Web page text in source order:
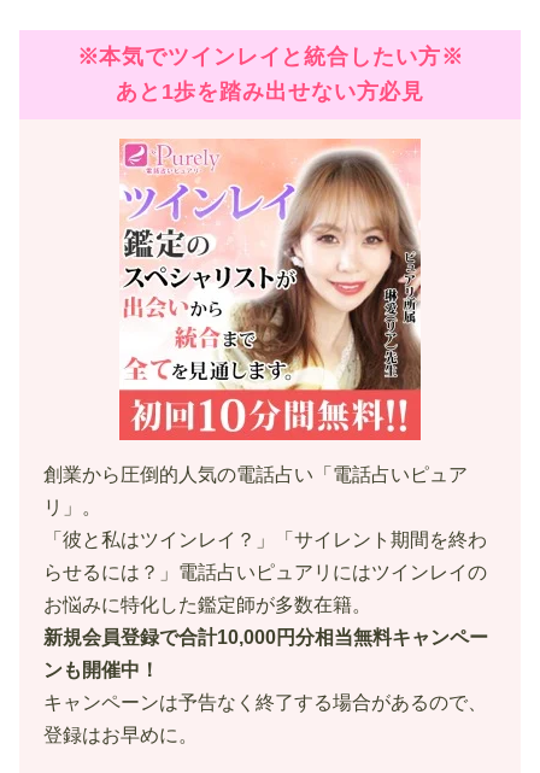
※本気でツインレイと統合したい方※
あと1歩を踏み出せない方必見
創業から圧倒的人気の電話占い「電話占いピュア
リ」。
「彼と私はツインレイ？」「サイレント期間を終わ
らせるには？」電話占いピュアリにはツインレイの
お悩みに特化した鑑定師が多数在籍。
新規会員登録で合計10,000円分相当無料キャンペー
ンも開催中！
キャンペーンは予告なく終了する場合があるので、
登録はお早めに。